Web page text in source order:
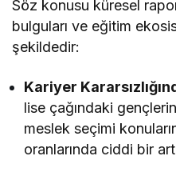
Söz konusu küresel
bulguları ve eğitim
şekildedir:
Kariyer
lise çağındaki
meslek seçimi
oranlarında ciddi bir